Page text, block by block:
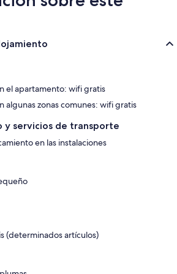
el apartamento: wifi gratis
algunas zonas comunes: wifi gratis
y servicios de transporte
en las instalaciones
(determinados artículos)